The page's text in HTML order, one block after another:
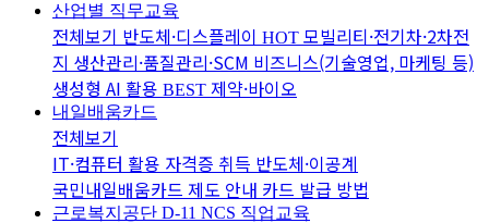
산업별 직무교육
전체보기 반도체·디스플레이 HOT 모빌리티·전기차·2차전
지 생산관리·품질관리·SCM 비즈니스(기술영업, 마케팅 등)
생성형 AI 활용 BEST 제약·바이오
내일배움카드
전체보기
IT·컴퓨터 활용 자격증 취득 반도체·이공계
국민내일배움카드 제도 안내 카드 발급 방법
근로복지공단 D-11 NCS 직업교육